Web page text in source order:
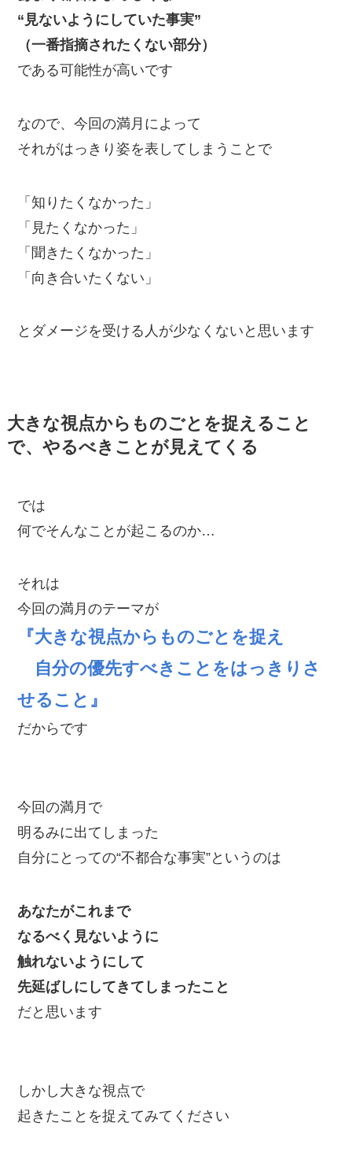
“見ないようにしていた事実”
（一番指摘されたくない部分）
である可能性が高いです
なので、今回の満月によって
それがはっきり姿を表してしまうことで
「知りたくなかった」
「見たくなかった」
「聞きたくなかった」
「向き合いたくない」
とダメージを受ける人が少なくないと思います
大きな視点からものごとを捉えること
で、やるべきことが見えてくる
では
何でそんなことが起こるのか…
それは
今回の満月のテーマが
『大きな視点からものごとを捉え
自分の優先すべきことをはっきりさ
せること』
だからです
今回の満月で
明るみに出てしまった
自分にとっての“不都合な事実”というのは
あなたがこれまで
なるべく見ないように
触れないようにして
先延ばしにしてきてしまったこと
だと思います
しかし大きな視点で
起きたことを捉えてみてください